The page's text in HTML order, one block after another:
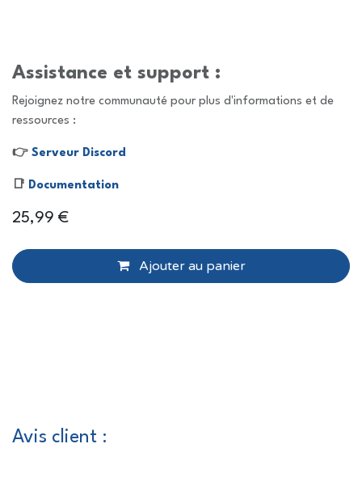
Assistance et support :
Rejoignez notre communauté pour plus d'informations et de
ressources :
👉 Serveur Discord
📑 Documentation
25,99 €
Ajouter au panier
Avis client :